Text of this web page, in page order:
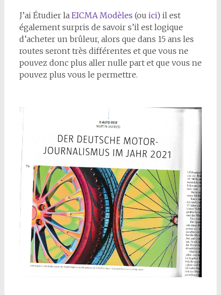
J’ai Étudier la EICMA Modèles (ou ici) il est
également surpris de savoir s’il est logique
d’acheter un brûleur, alors que dans 15 ans les
routes seront très différentes et que vous ne
pouvez donc plus aller nulle part et que vous ne
pouvez plus vous le permettre.